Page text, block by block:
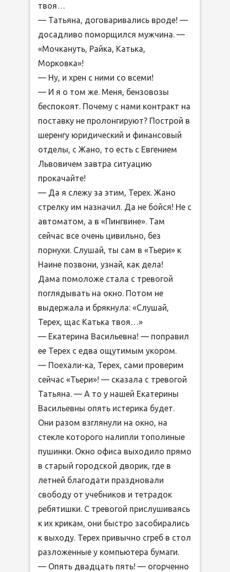
твоя…
— Татьяна, договаривались вроде! —
досадливо поморщился мужчина. —
«Мочкануть, Райка, Катька,
Морковка»!
— Ну, и хрен с ними со всеми!
— И я о том же. Меня, бензовозы
беспокоят. Почему с нами контракт на
поставку не пролонгируют? Построй в
шеренгу юридический и финансовый
отделы, с Жано, то есть с Евгением
Львовичем завтра ситуацию
прокачайте!
— Да я слежу за этим, Терех. Жано
стрелку им назначил. Да не бойся! Не с
автоматом, а в «Пингвине». Там
сейчас все очень цивильно, без
порнухи. Слушай, ты сам в «Тьери» к
Наине позвони, узнай, как дела!
Дама помоложе стала с тревогой
поглядывать на окно. Потом не
выдержала и брякнула: «Слушай,
Терех, щас Катька твоя…»
— Екатерина Васильевна! — поправил
ее Терех с едва ощутимым укором.
— Поехали-ка, Терех, сами проверим
сейчас «Тьери»! — сказала с тревогой
Татьяна. — А то у нашей Екатерины
Васильевны опять истерика будет.
Они разом взглянули на окно, на
стекле которого налипли тополиные
пушинки. Окно офиса выходило прямо
в старый городской дворик, где в
летней благодати праздновали
свободу от учебников и тетрадок
ребятишки. С тревогой прислушиваясь
к их крикам, они быстро засобирались
к выходу. Терех привычно сгреб в стол
разложенные у компьютера бумаги.
— Опять двадцать пять! — огорченно